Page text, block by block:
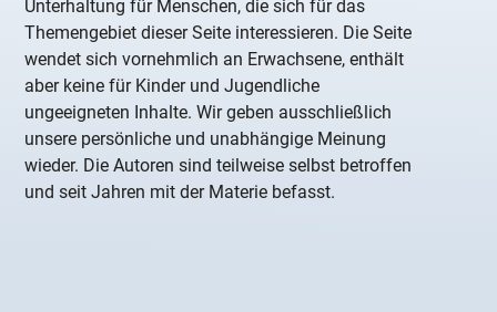
Unterhaltung für Menschen, die sich für das
Themengebiet dieser Seite interessieren. Die Seite
wendet sich vornehmlich an Erwachsene, enthält
aber keine für Kinder und Jugendliche
ungeeigneten Inhalte. Wir geben ausschließlich
unsere persönliche und unabhängige Meinung
wieder. Die Autoren sind teilweise selbst betroffen
und seit Jahren mit der Materie befasst.